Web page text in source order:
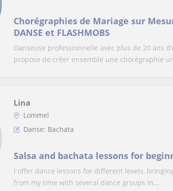
Chorégraphies de Mariage sur
DANSE et FLASHMOBS
Danseuse professionnelle avec plus de 20 ans
propose de créer ensemble une chorégraphie
Lina
Lommel
Danse: Bachata
Salsa and bachata lessons for
I offer dance lessons for different levels,
from my time with several dance groups in...